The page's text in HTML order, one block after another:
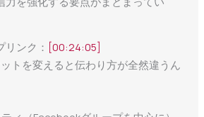
ンク： [00:24:05]
トを変えると伝わり方が全然違うん